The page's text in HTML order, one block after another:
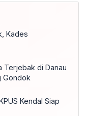
Kades
Terjebak di Danau
Gondok
Kendal Siap